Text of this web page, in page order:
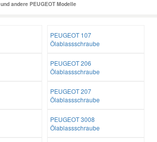
und andere PEUGEOT Modelle
PEUGEOT 107
Ölablassschraube
PEUGEOT 206
Ölablassschraube
PEUGEOT 207
Ölablassschraube
PEUGEOT 3008
Ölablassschraube